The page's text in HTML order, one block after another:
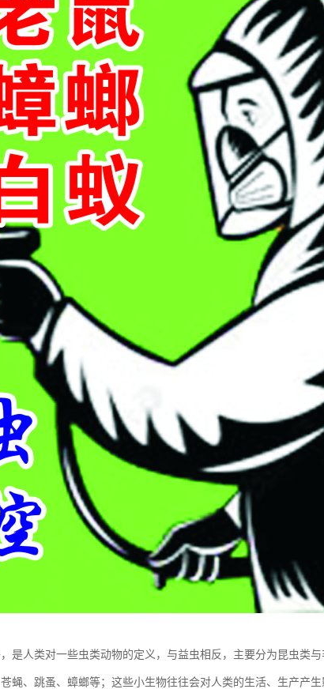
是人类对一些虫类动物的定义，与益虫相反，主要分为昆虫类
蝇、跳蚤、蟑螂等；这些小生物往往会对人类的生活、生产产